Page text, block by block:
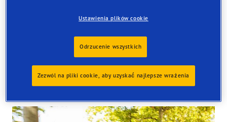
Tyres available at the store
Ustawienia plików cookie
Odrzucenie wszystkich
Zezwól na pliki cookie, aby uzyskać najlepsze wrażenia